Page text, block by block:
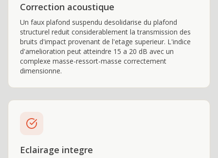
Correction acoustique
Un faux plafond suspendu desolidarise du plafond
structurel reduit considerablement la transmission des
bruits d'impact provenant de l'etage superieur. L'indice
d'amelioration peut atteindre 15 a 20 dB avec un
complexe masse-ressort-masse correctement
dimensionne.
Eclairage integre